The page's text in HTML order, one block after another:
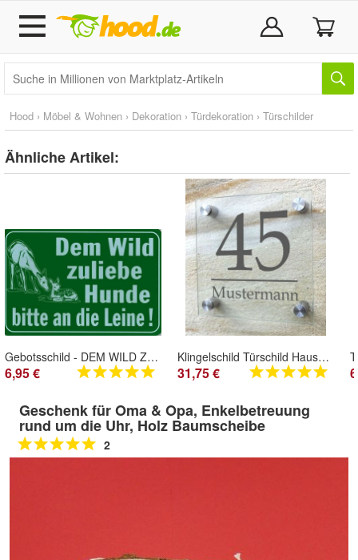
Hood › Möbel & Wohnen › Dekoration › Türdekoration › Türschilder
Ähnliche Artikel:
Gebotsschild - DEM WILD Zuliebe HUNDE BITTE AN DIE LEINE! - 308536 - Gr. 30 x 20 cm
6,95 €
Klingelschild Türschild Hausnummer Schild Familie Name Straßenname Glas 20x20
31,75 €
Geschenk für Oma & Opa, Enkelbetreuung
rund um die Uhr, Holz Baumscheibe
2